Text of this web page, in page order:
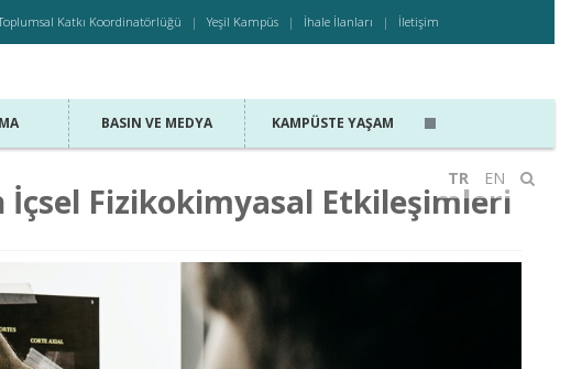
Katkı Koordinatörlüğü Yeşil Kampüs İhale İlanları İletişim
TR EN
BASIN VE MEDYA KAMPÜSTE YAŞAM
İçsel Fizikokimyasal Etkileşimleri